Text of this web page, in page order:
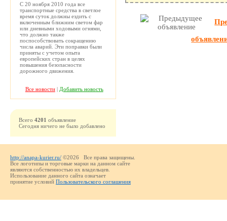
С 20 ноября 2010 года все
транспортные средства в светлое
время суток должны ездить с
включенным ближним светом фар
или дневными ходовыми огнями,
что должно также
поспособствовать сокращению
числа аварий. Эти поправки были
приняты с учетом опыта
европейских стран в целях
повышения безопасности
дорожного движения.
Все новости| Добавить новость
Всего 4201 объявление
Сегодня ничего не было добавлено
http://anapa-kurier.ru/ ©2026 Все права защищены.
Все логотипы и торговые марки на данном сайте
являются собственностью их владельцев.
Использование данного сайта означает
принятие условий Пользовательского соглашения